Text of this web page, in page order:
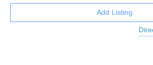
Add Listing